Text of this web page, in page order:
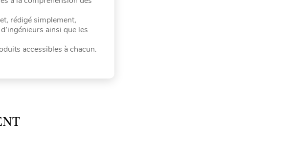
rédigé simplement,
ainsi que les
accessibles à chacun.